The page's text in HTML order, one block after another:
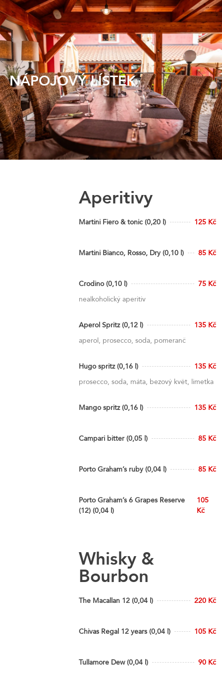
content
NÁPOJOVÝ LÍSTEK
Aperitivy
Martini Fiero & tonic (0,20 l) 125 Kč
Martini Bianco, Rosso, Dry (0,10 l) 85 Kč
Crodino (0,10 l)
75 Kč
nealkoholický aperitiv
Aperol Spritz (0,12 l)
135 Kč
aperol, prosecco, soda, pomeranč
Hugo spritz (0,16 l)
135 Kč
prosecco, soda, máta, bezový květ, limetka
Mango spritz (0,16 l) 135 Kč
Campari bitter (0,05 l) 85 Kč
Porto Graham’s ruby (0,04 l) 85 Kč
Porto Graham’s 6 Grapes Reserve
(12) (0,04 l)
105
Kč
Whisky &
Bourbon
The Macallan 12 (0,04 l) 220 Kč
Chivas Regal 12 years (0,04 l) 105 Kč
Tullamore Dew (0,04 l) 90 Kč